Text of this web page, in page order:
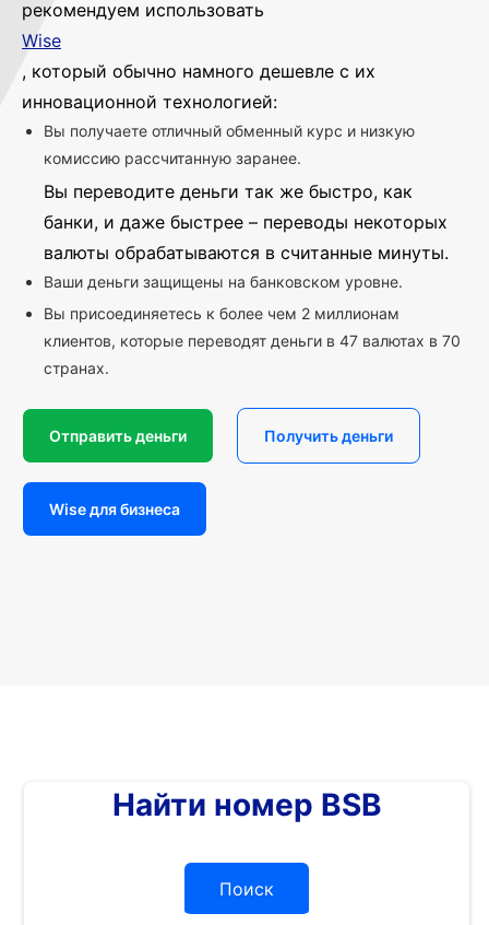
рекомендуем использовать
Wise
, который обычно намного дешевле с их
инновационной технологией:
Вы получаете отличный обменный курс и низкую
комиссию рассчитанную заранее.
Вы переводите деньги так же быстро, как
банки, и даже быстрее – переводы некоторых
валюты обрабатываются в считанные минуты.
Ваши деньги защищены на банковском уровне.
Вы присоединяетесь к более чем 2 миллионам
клиентов, которые переводят деньги в 47 валютах в 70
странах.
Отправить деньги Получить деньги
Wise для бизнеса
Найти номер BSB
Поиск